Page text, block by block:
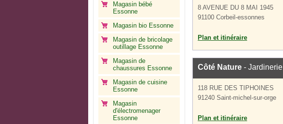
Magasin bébé
Essonne
Magasin bio Essonne
Magasin de bricolage
outillage Essonne
Magasin de
chaussures Essonne
Magasin de cuisine
Essonne
Magasin
d'électromenager
Essonne
8 AVENUE DU 8 MAI 1945
91100 Corbeil-essonnes
Plan et itinéraire
Côté Nature - Jardinerie
118 RUE DES TIPHOINES
91240 Saint-michel-sur-orge
Plan et itinéraire